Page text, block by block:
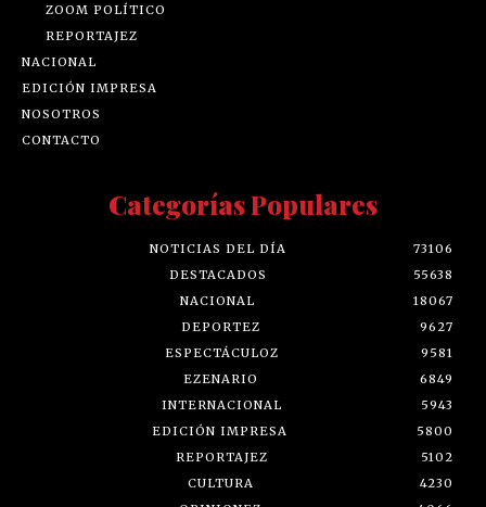
ZOOM POLÍTICO
REPORTAJEZ
NACIONAL
EDICIÓN IMPRESA
NOSOTROS
CONTACTO
Categorías Populares
NOTICIAS DEL DÍA
73106
DESTACADOS
55638
NACIONAL
18067
DEPORTEZ
9627
ESPECTÁCULOZ
9581
EZENARIO
6849
INTERNACIONAL
5943
EDICIÓN IMPRESA
5800
REPORTAJEZ
5102
CULTURA
4230